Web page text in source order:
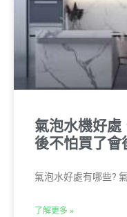
氣泡水機好處
後不怕買了會
氣泡水好處有哪些?
了解更多 »